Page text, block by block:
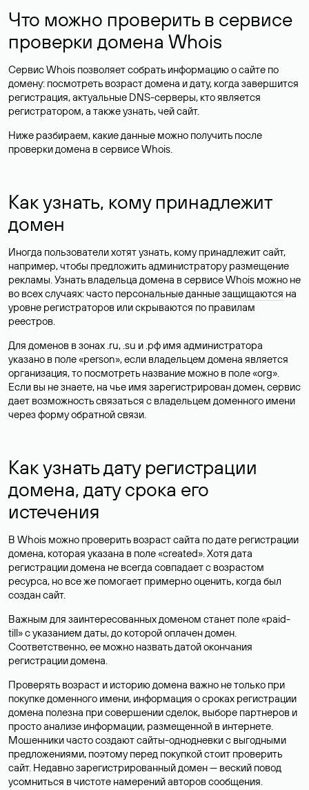
Что можно проверить в сервисе
проверки домена Whois
Сервис Whois позволяет собрать информацию о сайте по
домену: посмотреть возраст домена и дату, когда завершится
регистрация, актуальные DNS-серверы, кто является
регистратором, а также узнать, чей сайт.
Ниже разбираем, какие данные можно получить после
проверки домена в сервисе Whois.
Как узнать, кому принадлежит
домен
Иногда пользователи хотят узнать, кому принадлежит сайт,
например, чтобы предложить администратору размещение
рекламы. Узнать владельца домена в сервисе Whois можно не
во всех случаях: часто персональные данныезащищаются на
уровне регистраторов или скрываются по правилам
реестров.
Для доменов в зонах .ru, .su и .рф имя администратора
указано в поле «person», если владельцем домена является
организация, то посмотреть название можно в поле «org».
Если вы не знаете, на чье имя зарегистрирован домен, сервис
дает возможность связаться с владельцем доменного имени
через форму обратной связи.
Как узнать дату регистрации
домена, дату срока его
истечения
В Whois можно проверить возраст сайта по дате регистрации
домена, которая указана в поле «created». Хотя дата
регистрации домена не всегда совпадает с возрастом
ресурса, но все же помогает примерно оценить, когда был
создан сайт.
Важным для заинтересованных доменом станет поле «paid-
till» с указанием даты, до которой оплачен домен.
Соответственно, ее можно назвать датой окончания
регистрации домена.
Проверять возраст и историю домена важно не только при
покупке доменного имени, информация о сроках регистрации
домена полезна при совершении сделок, выборе партнеров и
просто анализе информации, размещенной в интернете.
Мошенники часто создают сайты-однодневки с выгодными
предложениями, поэтому перед покупкой стоит проверить
сайт. Недавно зарегистрированный домен — веский повод
усомниться в чистоте намерений авторов сообщения.